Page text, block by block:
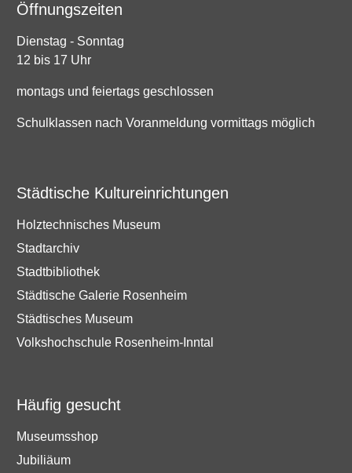
Öffnungszeiten
Dienstag - Sonntag
12 bis 17 Uhr
montags und feiertags geschlossen
Schulklassen nach Voranmeldung vormittags möglich
Städtische Kultureinrichtungen
Holztechnisches Museum
Stadtarchiv
Stadtbibliothek
Städtische Galerie Rosenheim
Städtisches Museum
Volkshochschule Rosenheim-Inntal
Häufig gesucht
Museumsshop
Jubiliäum